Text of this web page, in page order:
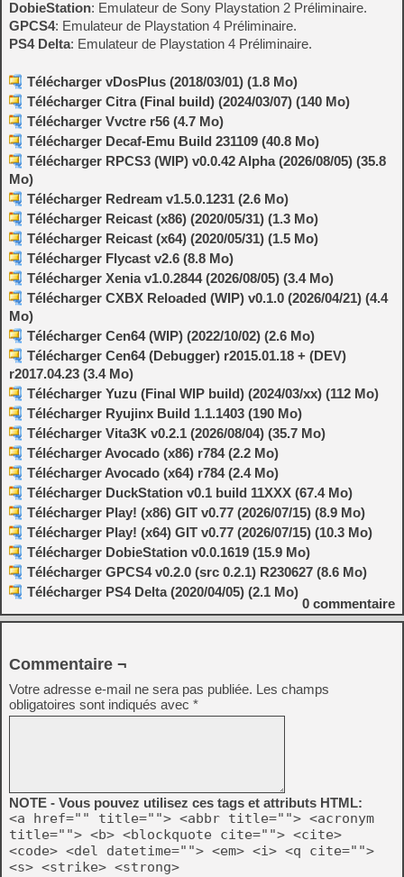
DobieStation: Emulateur de Sony Playstation 2 Préliminaire.
GPCS4: Emulateur de Playstation 4 Préliminaire.
PS4 Delta: Emulateur de Playstation 4 Préliminaire.
Télécharger vDosPlus (2018/03/01) (1.8 Mo)
Télécharger Citra (Final build) (2024/03/07) (140 Mo)
Télécharger Vvctre r56 (4.7 Mo)
Télécharger Decaf-Emu Build 231109 (40.8 Mo)
Télécharger RPCS3 (WIP) v0.0.42 Alpha (2026/08/05) (35.8
Mo)
Télécharger Redream v1.5.0.1231 (2.6 Mo)
Télécharger Reicast (x86) (2020/05/31) (1.3 Mo)
Télécharger Reicast (x64) (2020/05/31) (1.5 Mo)
Télécharger Flycast v2.6 (8.8 Mo)
Télécharger Xenia v1.0.2844 (2026/08/05) (3.4 Mo)
Télécharger CXBX Reloaded (WIP) v0.1.0 (2026/04/21) (4.4
Mo)
Télécharger Cen64 (WIP) (2022/10/02) (2.6 Mo)
Télécharger Cen64 (Debugger) r2015.01.18 + (DEV)
r2017.04.23 (3.4 Mo)
Télécharger Yuzu (Final WIP build) (2024/03/xx) (112 Mo)
Télécharger Ryujinx Build 1.1.1403 (190 Mo)
Télécharger Vita3K v0.2.1 (2026/08/04) (35.7 Mo)
Télécharger Avocado (x86) r784 (2.2 Mo)
Télécharger Avocado (x64) r784 (2.4 Mo)
Télécharger DuckStation v0.1 build 11XXX (67.4 Mo)
Télécharger Play! (x86) GIT v0.77 (2026/07/15) (8.9 Mo)
Télécharger Play! (x64) GIT v0.77 (2026/07/15) (10.3 Mo)
Télécharger DobieStation v0.0.1619 (15.9 Mo)
Télécharger GPCS4 v0.2.0 (src 0.2.1) R230627 (8.6 Mo)
Télécharger PS4 Delta (2020/04/05) (2.1 Mo)
0 commentaire
Commentaire ¬
Votre adresse e-mail ne sera pas publiée. Les champs
obligatoires sont indiqués avec *
NOTE - Vous pouvez utilisez ces tags et attributs HTML:
<a href="" title=""> <abbr title=""> <acronym
title=""> <b> <blockquote cite=""> <cite>
<code> <del datetime=""> <em> <i> <q cite="">
<s> <strike> <strong>